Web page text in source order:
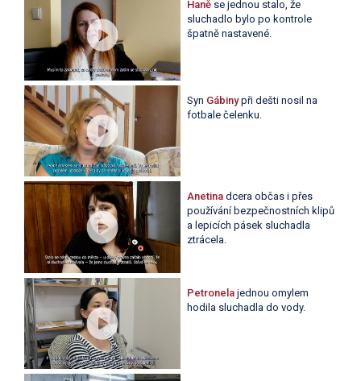
Haně se jednou stalo, že
sluchadlo bylo po kontrole
špatně nastavené.
Syn Gábinypři dešti nosil na
fotbale čelenku.
Anetina dcera občas i přes
používání bezpečnostních klipů
a lepicích pásek sluchadla
ztrácela.
Petronela jednou omylem
hodila sluchadla do vody.